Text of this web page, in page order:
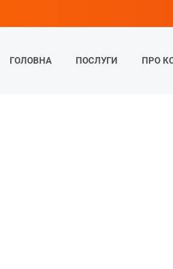
ГОЛОВНА ПОСЛУГИ ПРО